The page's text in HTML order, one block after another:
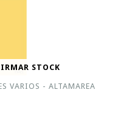
STOCK
VARIOS - ALTAMAREA